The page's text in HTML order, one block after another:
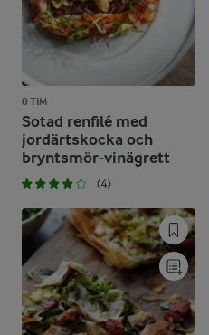
8 TIM
Sotad renfilé med
jordärtskocka och
bryntsmör-vinägrett
(4)